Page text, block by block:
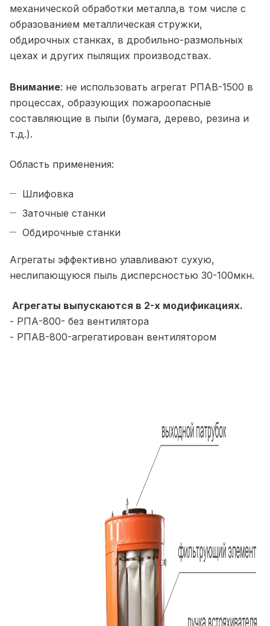
механической обработки металла,в том числе с
образованием металлическая стружки,
обдирочных станках, в дробильно-размольных
цехах и других пылящих производствах.
Внимание: не использовать агрегат РПАВ-1500 в
процессах, образующих пожароопасные
составляющие в пыли (бумага, дерево, резина и
т.д.).
Область применения:
Шлифовка
Заточные станки
Обдирочные станки
Агрегаты эффективно улавливают сухую,
неслипающуюся пыль дисперсностью 30-100мкн.
Агрегаты выпускаются в 2-х модификациях.
- РПА-800- без вентилятора
- РПАВ-800-агрегатирован вентилятором